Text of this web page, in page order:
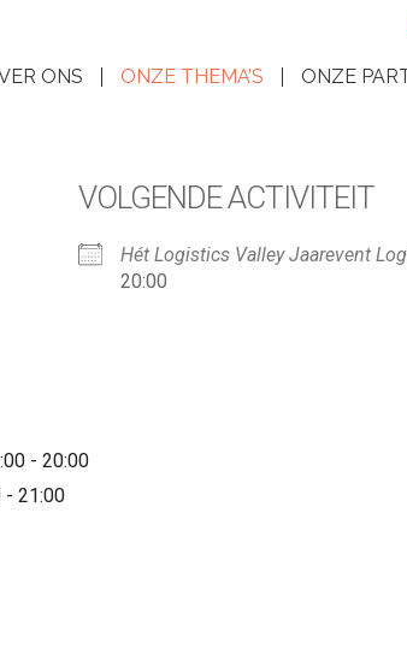
ONS ONZE THEMA’S ONZE
VOLGENDE ACTIVITEIT
Hét Logistics Valley Jaarevent
20:00
- 20:00
- 21:00